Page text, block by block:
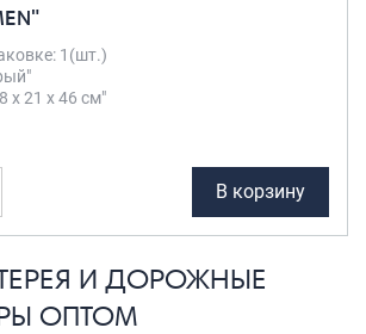
1(шт.)
х 21 х 46 см"
В корзину
И ДОРОЖНЫЕ
ОПТОМ